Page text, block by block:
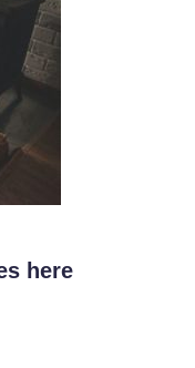
here